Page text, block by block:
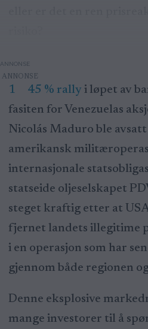
ANNONSE
145 % rally i løpet av
fasiten for Venezuelas
Nicolás Maduro ble
amerikansk
internasjonale
statseide oljeselskapet
steget kraftig etter at
fjernet landets illegitime
i en operasjon som har
gjennom både regionen
Denne eksplosive
mange investorer til å